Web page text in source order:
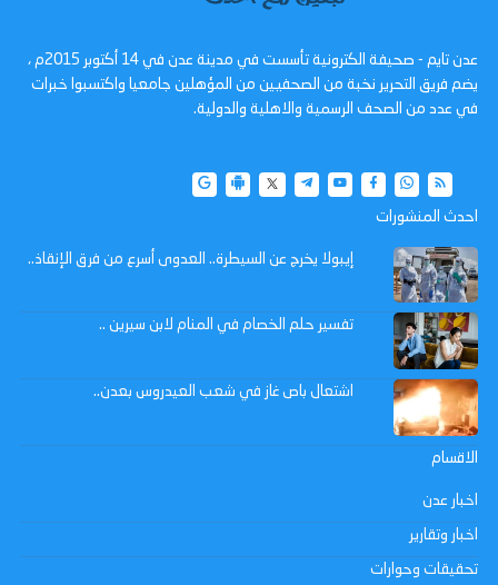
عدن تايم - صحيفة الكترونية تأسست في مدينة عدن في 14 أكتوبر 2015م ،
يضم فريق التحرير نخبة من الصحفيين من المؤهلين جامعيا واكتسبوا خبرات
في عدد من الصحف الرسمية والاهلية والدولية.
احدث المنشورات
إيبولا يخرج عن السيطرة.. العدوى أسرع من فرق الإنقاذ..
تفسير حلم الخصام في المنام لابن سيرين ..
اشتعال باص غاز في شعب العيدروس بعدن..
الاقسام
اخبار عدن
اخبار وتقارير
تحقيقات وحوارات